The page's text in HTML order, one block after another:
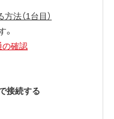
法（1台目）
。
の確認
接続する